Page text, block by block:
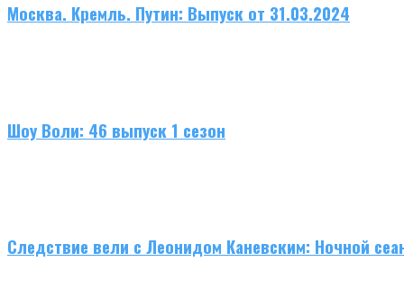
Москва. Кремль. Путин: Выпуск от 31.03.2024
Шоу Воли: 46 выпуск 1 сезон
Следствие вели с Леонидом Каневским: Ночной